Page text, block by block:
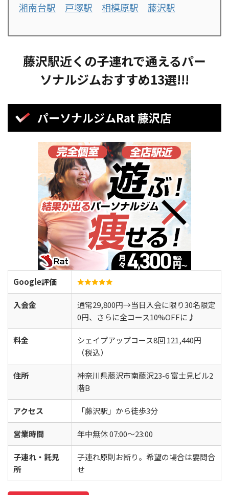
湘南台駅
戸塚駅 相模原駅 藤沢駅
藤沢駅近くの子連れで通えるパー
ソナルジムおすすめ13選!!!
パーソナルジムRat 藤沢店
Google評価
入会金
通常29,800円→当日入会に限り30名限定
0円、さらに全コース10%OFFに♪
料金
シェイプアップコース8回 121,440円
（税込）
住所
神奈川県藤沢市南藤沢23-6 富士見ビル2
階B
アクセス 「藤沢駅」から徒歩3分
営業時間 年中無休 07:00～23:00
子連れ・託児
所
子連れ原則お断り。希望の場合は要問合
せ